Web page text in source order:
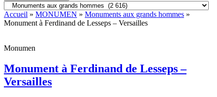
Accueil » MONUMEN » Monuments aux grands hommes »
Monument à Ferdinand de Lesseps – Versailles
Monumen
Monument à Ferdinand de Lesseps –
Versailles